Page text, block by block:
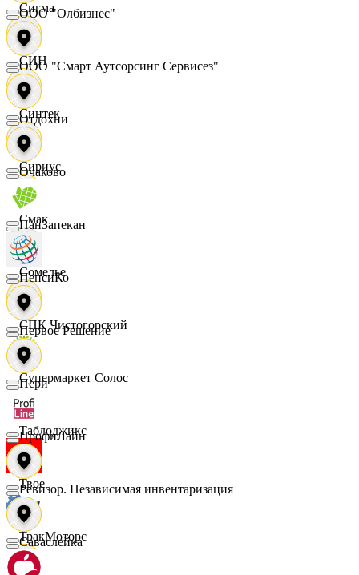
Сигма
СИН
Синтек
Сириус
Смак
Сомелье
СПК Чистогорский
Супермаркет Солос
Таблоджикс
Твое
ТракМоторс
ООО "Олбизнес"
ООО "Смарт Аутсорсинг Сервисез"
Отдохни
Очаково
ПанЗапекан
ПепсиКо
Первое Решение
Пери
ПрофиЛайн
Ревизор. Независимая инвентаризация
Саваслейка